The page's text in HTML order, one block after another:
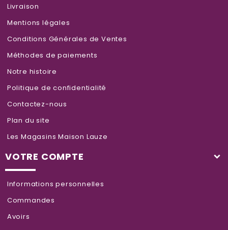
Livraison
Mentions légales
Conditions Générales de Ventes
Méthodes de paiements
Notre histoire
Politique de confidentialité
Contactez-nous
Plan du site
Les Magasins Maison Lauze
VOTRE COMPTE
Informations personnelles
Commandes
Avoirs